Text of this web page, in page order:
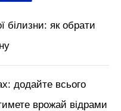
білизни: як обрати
додайте всього
врожай відрами